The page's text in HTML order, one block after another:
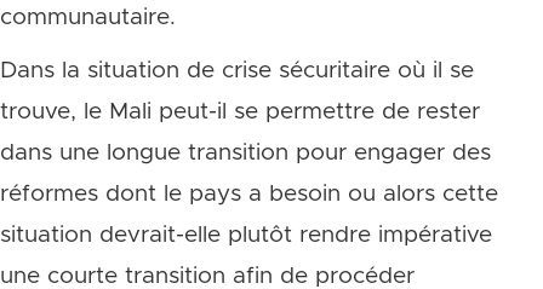
communautaire.
Dans la situation de crise sécuritaire où il se
trouve, le Mali peut-il se permettre de rester
dans une longue transition pour engager des
réformes dont le pays a besoin ou alors cette
situation devrait-elle plutôt rendre impérative
une courte transition afin de procéder